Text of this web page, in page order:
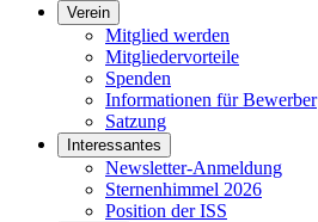
Verein
Mitglied werden
Mitgliedervorteile
Spenden
Informationen für Bewerber
Satzung
Interessantes
Newsletter-Anmeldung
Sternenhimmel 2026
Position der ISS